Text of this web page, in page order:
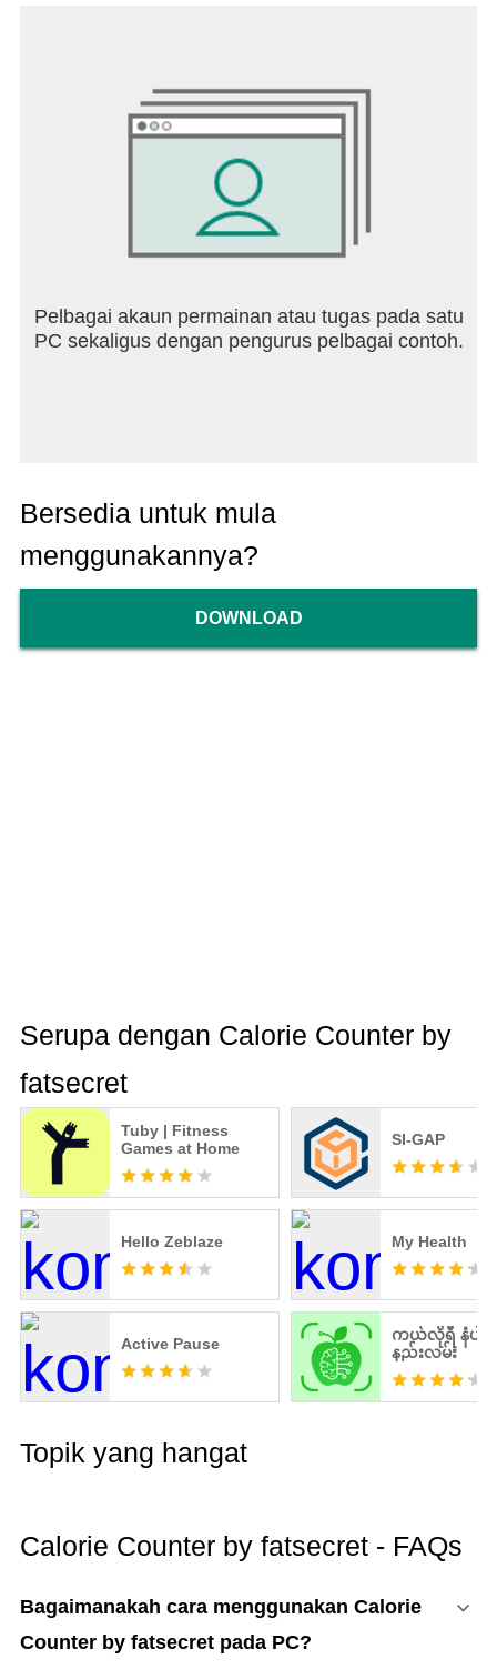
ဟု မျှော်လင့်ပါသည်။ ကျွန်ုပ်တို့သည် အက်ပ်ကို ပိုမို
ကောင်းမွန်လာစေရန် အဆက်မပြတ်လုပ်ဆောင်နေပြီး
သုံးစွဲသူများ၏ အကြံပြုချက်များကို ကြိုဆိုပါသည်။
Pelbagai akaun permainan atau tugas pada satu
PC sekaligus dengan pengurus pelbagai contoh.
Bersedia untuk mula
menggunakannya?
DOWNLOAD
Serupa dengan Calorie Counter by
fatsecret
Tuby | Fitness
Games at Home
SI-GAP
Hello Zeblaze My Health
Active Pause
ကယ်လိုရီ နံပါတ်
နည်းလမ်း
Topik yang hangat
Calorie Counter by fatsecret - FAQs
Bagaimanakah cara menggunakan Calorie
Counter by fatsecret pada PC?